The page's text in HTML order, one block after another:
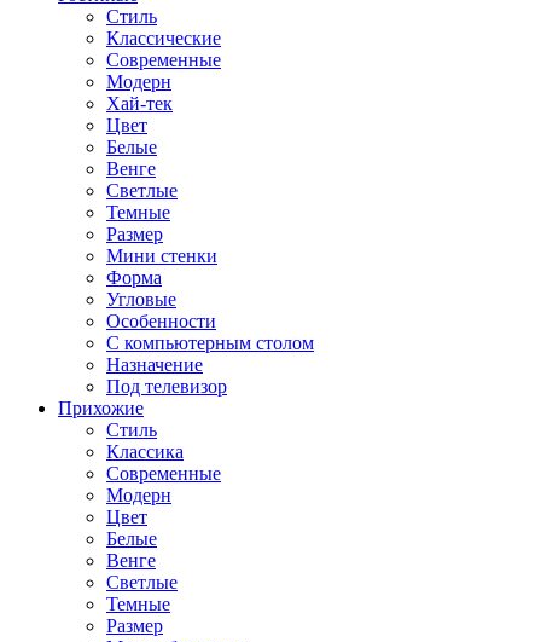
Стиль
Классические
Современные
Модерн
Хай-тек
Цвет
Белые
Венге
Светлые
Темные
Размер
Мини стенки
Форма
Угловые
Особенности
С компьютерным столом
Назначение
Под телевизор
Прихожие
Стиль
Классика
Современные
Модерн
Цвет
Белые
Венге
Светлые
Темные
Размер